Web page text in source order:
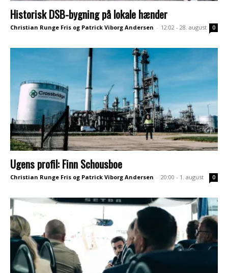
Historisk DSB-bygning på lokale hænder
Christian Runge Fris og Patrick Viborg Andersen - 12:02 - 28. august 0
Ugens profil: Finn Schousboe
Christian Runge Fris og Patrick Viborg Andersen - 20:00 - 1. august 0